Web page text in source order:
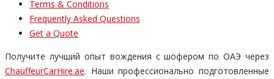
Terms & Conditions
Frequently Asked Questions
Get a Quote
Получите лучший опыт вождения с шофером по ОАЭ через
ChauffeurCarHire.ae. Наши профессионально подготовленные